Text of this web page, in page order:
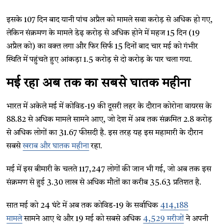
इसके 107 दिन बाद यानी पांच अप्रैल को मामले सवा करोड़ से अधिक हो गए,
लेकिन संक्रमण के मामले डेढ़ करोड़ से अधिक होने में महज 15 दिन (19
अप्रैल को) का वक्त लगा और फिर सिर्फ 15 दिनों बाद चार मई को गंभीर
स्थिति में पहुंचते हुए आंकड़ा 1.5 करोड़ से दो करोड़ के पार चला गया.
मई रहा अब तक का सबसे घातक महीना
भारत में अकेले मई में कोविड-19 की दूसरी लहर के दौरान कोरोना वायरस के
88.82 से अधिक मामले सामने आए, जो देश में अब तक संक्रमित 2.8 करोड़
से अधिक लोगों का 31.67 फीसदी है. इस तरह यह इस महामारी के दौरान
सबसेखराब और घातक महीनारहा.
मई में इस बीमारी के चलते 117,247 लोगों की जान भी गई, जो अब तक इस
संक्रमण से हुई 3.30 लाख से अधिक मौतों का करीब 35.63 प्रतिशत है.
सात मई को 24 घंटे में अब तक कोविड-19 के सर्वाधिक 414,188
मामलेसामने आए थे और 19 मई को सबसे अधिक 4,529 मरीजोंने अपनी